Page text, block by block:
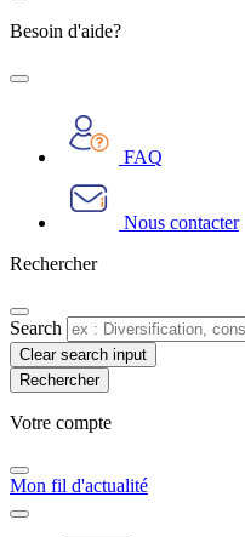
Besoin d'aide?
FAQ
Nous contacter
Rechercher
Search
Clear search input
Votre compte​
Mon fil d'actualité